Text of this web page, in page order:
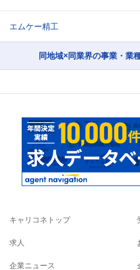
エムケー精工
同地域×同業界の事業・業
キャリコネトップ
求人
企業ニュース